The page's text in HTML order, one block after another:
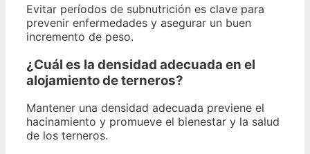
Evitar períodos de subnutrición es clave para
prevenir enfermedades y asegurar un buen
incremento de peso.
¿Cuál es la densidad adecuada en el
alojamiento de terneros?
Mantener una densidad adecuada previene el
hacinamiento y promueve el bienestar y la salud
de los terneros.